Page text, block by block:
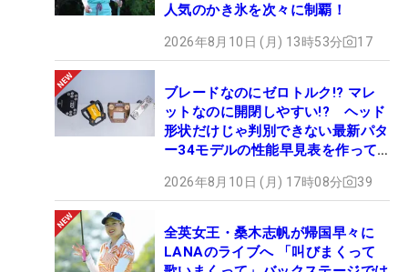
人気のかき氷を次々に制覇！
2026年8月10日 (月) 13時53分 17
ブレードなのにゼロトルク!? マレ
ットなのに開閉しやすい!? ヘッド
形状だけじゃ判別できない最新パタ
ー34モデルの性能早見表を作って
2026年8月10日 (月) 17時08分 39
全英女王・桑木志帆が帰国早々に
LANAのライブへ 「叫びまくって